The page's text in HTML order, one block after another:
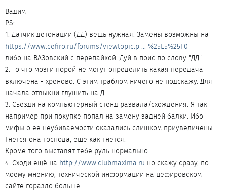
Вадим
PS:
1. Датчик детонации (ДД) вещь нужная. Замены возможны на
https://www.cefiro.ru/forums/viewtopic.p ... %25E5%25F0
либо на ВАЗовский с перепайкой. Дуй в поис по слову "ДД".
2. То что мозги порой не могут определить какая передача
включена - хреново. С этим траблом ничего не подскажу. Для
начала отвыкни глушить на Д.
3. Съезди на компьютерный стенд развала/схождения. Я так
например при покупке попал на замену задней балки. Ибо
мифы о ее неубиваемости оказались слишком приувеличены.
Гнётся она господа, ещё как гнётся.
Кроме того выставят тебе руль нормально.
4. Сходи ещё на http://www.clubmaxima.ru но скажу сразу, по
моему мнению, технической информации на цефировском
сайте гораздо больше.